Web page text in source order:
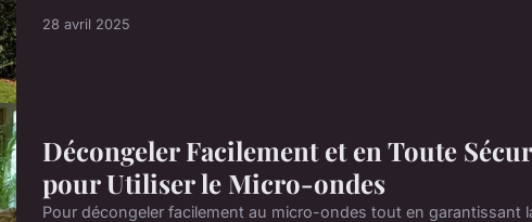
28 avril 2025
Décongeler Facilement et en Toute
pour Utiliser le Micro-ondes
Pour décongeler facilement au micro-ondes tout en garantissant